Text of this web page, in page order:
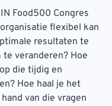
Food500 Congres
flexibel kan
resultaten te
veranderen? Hoe
die tijdig en
Hoe haal je het
van die vragen